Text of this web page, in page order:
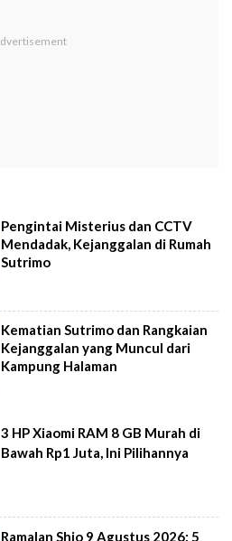
Pengintai Misterius dan CCTV
Mendadak, Kejanggalan di Rumah
Sutrimo
Kematian Sutrimo dan Rangkaian
Kejanggalan yang Muncul dari
Kampung Halaman
3 HP Xiaomi RAM 8 GB Murah di
Bawah Rp1 Juta, Ini Pilihannya
Ramalan Shio 9 Agustus 2026: 5